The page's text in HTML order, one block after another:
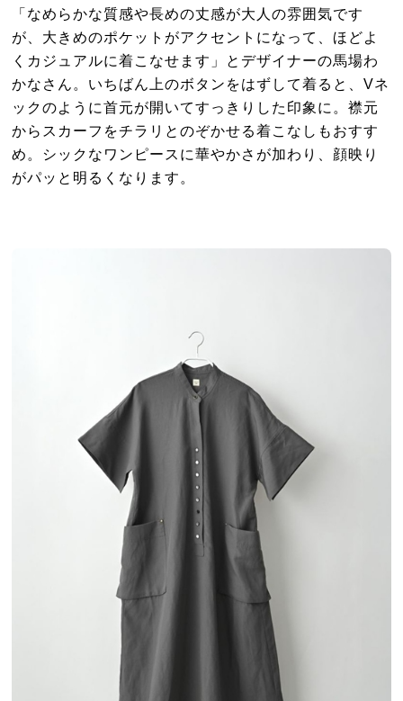
「なめらかな質感や長めの丈感が大人の雰囲気です
が、大きめのポケットがアクセントになって、ほどよ
くカジュアルに着こなせます」とデザイナーの馬場わ
かなさん。いちばん上のボタンをはずして着ると、Vネ
ックのように首元が開いてすっきりした印象に。襟元
からスカーフをチラリとのぞかせる着こなしもおすす
め。シックなワンピースに華やかさが加わり、顔映り
がパッと明るくなります。